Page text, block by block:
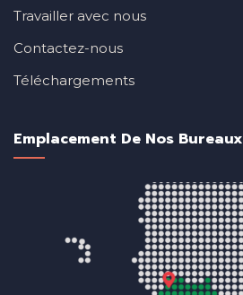
Travailler avec nous
Contactez-nous
Téléchargements
Emplacement De Nos Bureaux